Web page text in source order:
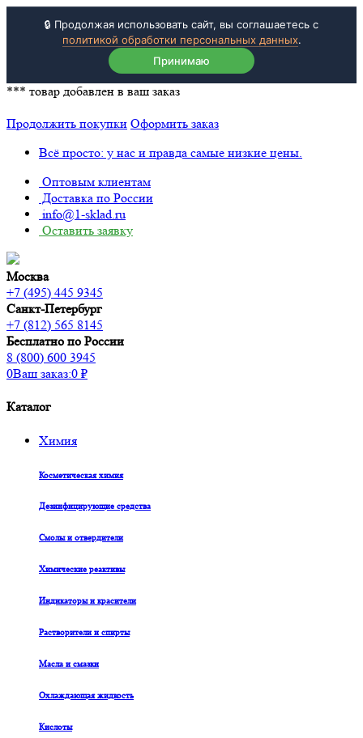
🔒 Продолжая использовать сайт, вы соглашаетесь с
политикой обработки персональных данных.
Принимаю
*** товар добавлен в ваш заказ
Продолжить покупки Оформить заказ
Всё просто: у нас и правда самые низкие цены.
Оптовым клиентам
Доставка по России
info@1-sklad.ru
Оставить заявку
Москва
+7 (495) 445 9345
Санкт-Петербург
+7 (812) 565 8145
Бесплатно по России
8 (800) 600 3945
0Ваш заказ:0 ₽
Каталог
Химия
Косметическая химия
Дезинфицирующие средства
Смолы и отвердители
Химические реактивы
Индикаторы и красители
Растворители и спирты
Масла и смазки
Охлаждающая жидкость
Кислоты